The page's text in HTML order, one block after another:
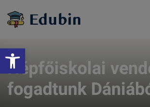
Eszköztár megnyitása
content
Népfőiskolai
fogadtunk